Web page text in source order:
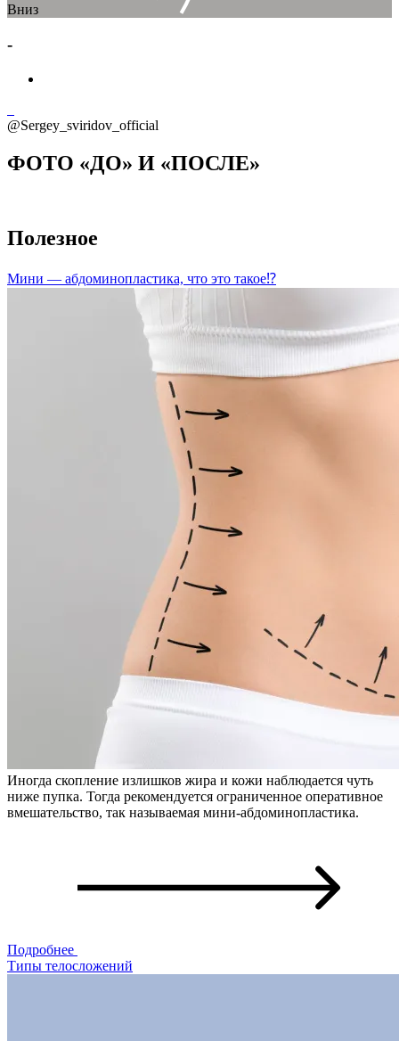
Вниз
-
@Sergey_sviridov_official
ФОТО «ДО» И «ПОСЛЕ»
Полезное
Мини — абдоминопластика, что это такое⁉️
Иногда скопление излишков жира и кожи наблюдается чуть
ниже пупка. Тогда рекомендуется ограниченное оперативное
вмешательство, так называемая мини-абдоминопластика.
Подробнее
Типы телосложений